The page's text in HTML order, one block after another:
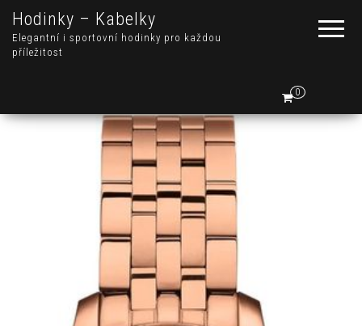
Hodinky – Kabelky
Elegantní i sportovní hodinky pro každou
příležitost
0